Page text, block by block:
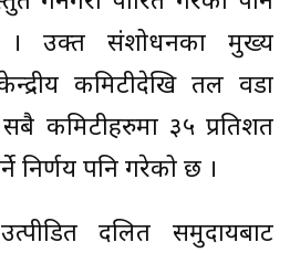
। उक्त संशोधनका मुख्य
कमिटीदेखि तल वडा
कमिटीहरुमा ३५ प्रतिशत
निर्णय पनि गरेको छ ।
दलित समुदायबाट